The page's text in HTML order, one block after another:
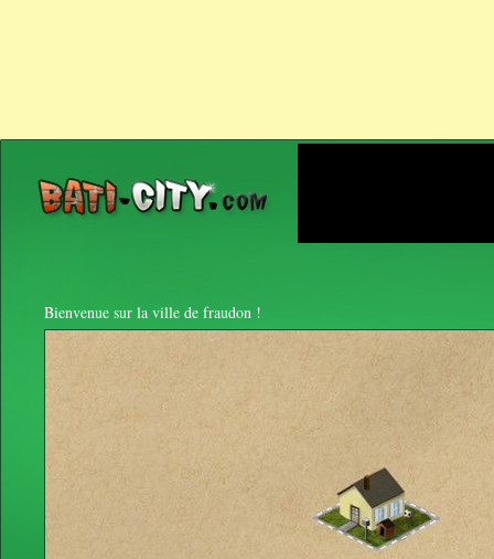
Bienvenue sur la ville de fraudon !